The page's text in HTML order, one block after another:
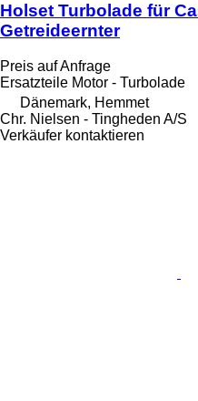
Holset Turbolade für
Getreideernter
Preis auf Anfrage
Ersatzteile Motor - Turbolade
Dänemark, Hemmet
Chr. Nielsen - Tingheden A/S
Verkäufer kontaktieren